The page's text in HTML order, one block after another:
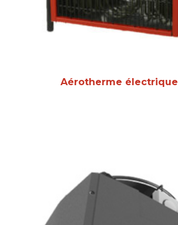
Aérotherme électrique